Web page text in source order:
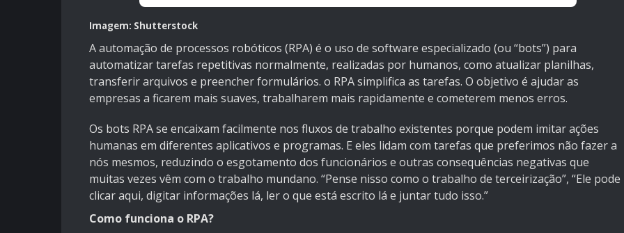
Imagem: Shutterstock
A automação de processos robóticos (RPA) é o uso de software especializado (ou “bots”) para
automatizar tarefas repetitivas normalmente, realizadas por humanos, como atualizar planilhas,
transferir arquivos e preencher formulários. o RPA simplifica as tarefas. O objetivo é ajudar as
empresas a ficarem mais suaves, trabalharem mais rapidamente e cometerem menos erros.
Os bots RPA se encaixam facilmente nos fluxos de trabalho existentes porque podem imitar ações
humanas em diferentes aplicativos e programas. E eles lidam com tarefas que preferimos não fazer a
nós mesmos, reduzindo o esgotamento dos funcionários e outras consequências negativas que
muitas vezes vêm com o trabalho mundano. “Pense nisso como o trabalho de terceirização”, “Ele pode
clicar aqui, digitar informações lá, ler o que está escrito lá e juntar tudo isso.”
Como funciona o RPA?